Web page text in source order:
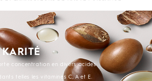
concentration en divers acides
telles les vitamines C, A et E.